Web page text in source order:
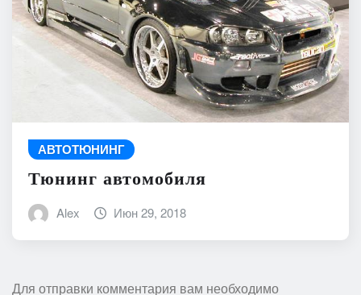
АВТОТЮНИНГ
Тюнинг автомобиля
Alex Июн 29, 2018
Для отправки комментария вам необходимо